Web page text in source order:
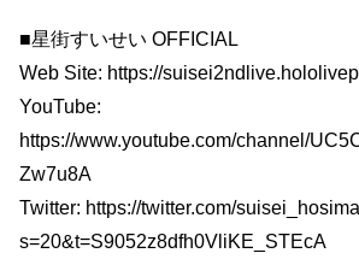
■星街すいせい OFFICIAL
Web Site: https://
YouTube:
https://www.youtube.com/channel/
Zw7u8A
Twitter: https://twitter.com/
s=20&t=S9052z8dfh0VliKE_STEcA